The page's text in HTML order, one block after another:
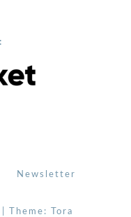
Newsletter
Theme: Tora